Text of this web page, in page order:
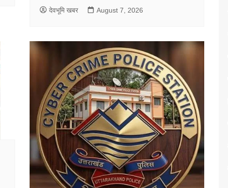
देवभूमि खबर August 7, 2026